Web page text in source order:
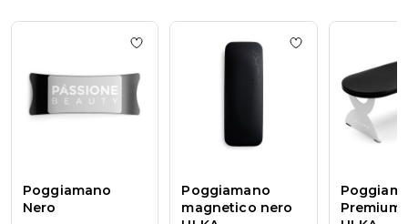
Add to wishlist Poggiamano Nero
Poggiamano
Nero
Add to wishlist
Poggiamano
magnetico nero
Premium